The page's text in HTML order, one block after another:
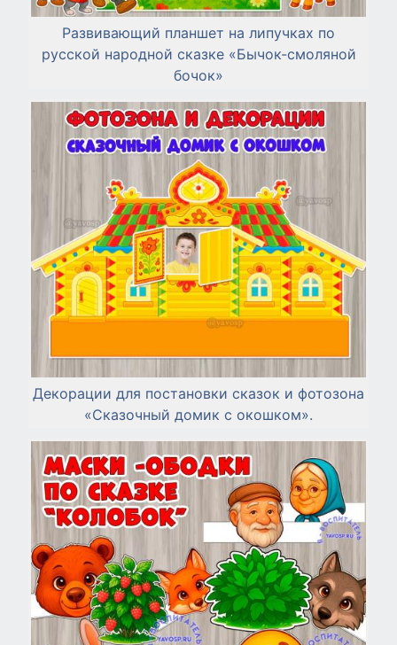
Развивающий планшет на липучках по
русской народной сказке «Бычок-смоляной
бочок»
Декорации для постановки сказок и фотозона
«Сказочный домик с окошком».